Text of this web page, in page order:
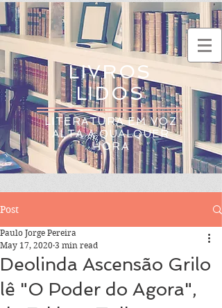
LIVROS
LIDOS
LITERATURA EM VOZ
ALTA A QUALQUER
HORA
Post
Deolinda Ascensão Grilo
lê "O Poder do Agora",
Paulo Jorge Pereira
May 17, 2020 3 min read